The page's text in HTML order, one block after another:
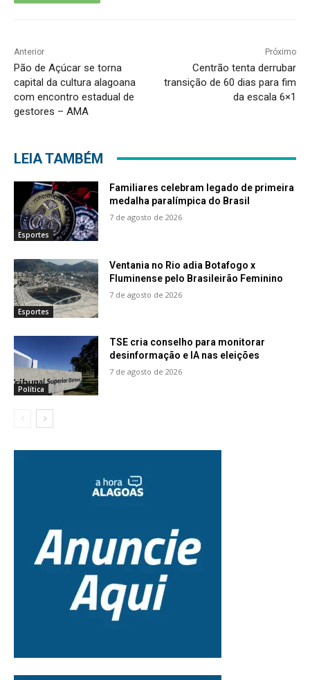
Anterior
Pão de Açúcar se torna
capital da cultura alagoana
com encontro estadual de
gestores – AMA
Próximo
Centrão tenta derrubar
transição de 60 dias para fim
da escala 6×1
LEIA TAMBÉM
Esportes
Familiares celebram legado de primeira
medalha paralímpica do Brasil
7 de agosto de 2026
Esportes
Ventania no Rio adia Botafogo x
Fluminense pelo Brasileirão Feminino
7 de agosto de 2026
Política
TSE cria conselho para monitorar
desinformação e IA nas eleições
7 de agosto de 2026